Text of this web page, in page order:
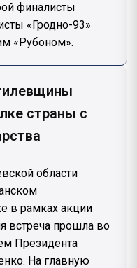
финалисты
«Гродно-93»
«Рубоном».
страны с
области
в рамках акции
встреча прошла во
Президента
На главную